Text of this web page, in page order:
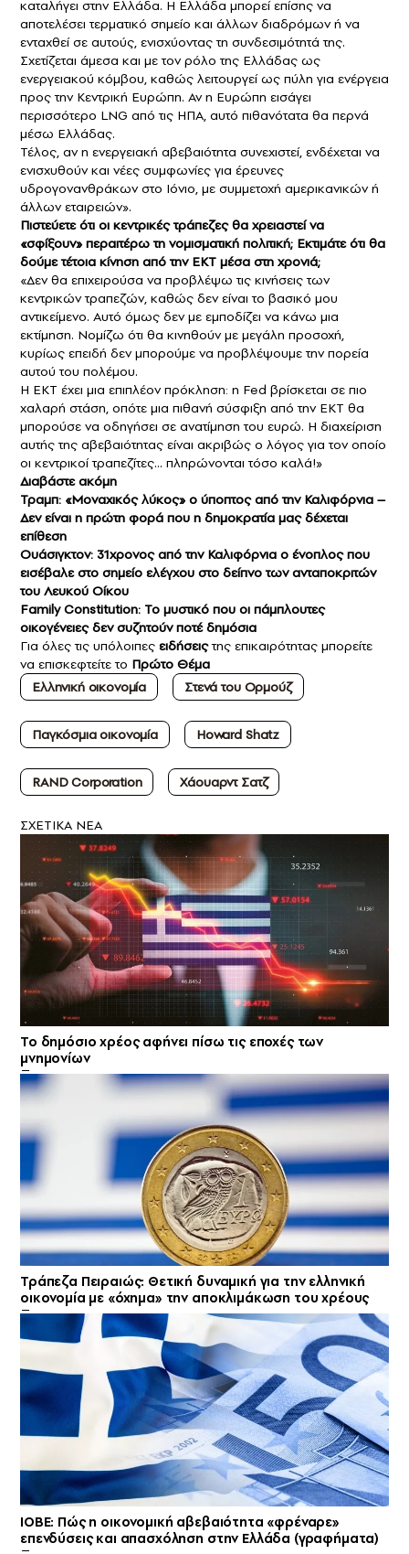
καταλήγει στην Ελλάδα. Η Ελλάδα μπορεί επίσης να
αποτελέσει τερματικό σημείο και άλλων διαδρόμων ή να
ενταχθεί σε αυτούς, ενισχύοντας τη συνδεσιμότητά της.
Σχετίζεται άμεσα και με τον ρόλο της Ελλάδας ως
ενεργειακού κόμβου, καθώς λειτουργεί ως πύλη για ενέργεια
προς την Κεντρική Ευρώπη. Αν η Ευρώπη εισάγει
περισσότερο LNG από τις ΗΠΑ, αυτό πιθανότατα θα περνά
μέσω Ελλάδας.
Τέλος, αν η ενεργειακή αβεβαιότητα συνεχιστεί, ενδέχεται να
ενισχυθούν και νέες συμφωνίες για έρευνες
υδρογονανθράκων στο Ιόνιο, με συμμετοχή αμερικανικών ή
άλλων εταιρειών».
Πιστεύετε ότι οι κεντρικές τράπεζες θα χρειαστεί να
«σφίξουν» περαιτέρω τη νομισματική πολιτική; Εκτιμάτε ότι θα
δούμε τέτοια κίνηση από την ΕΚΤ μέσα στη χρονιά;
«Δεν θα επιχειρούσα να προβλέψω τις κινήσεις των
κεντρικών τραπεζών, καθώς δεν είναι το βασικό μου
αντικείμενο. Αυτό όμως δεν με εμποδίζει να κάνω μια
εκτίμηση. Νομίζω ότι θα κινηθούν με μεγάλη προσοχή,
κυρίως επειδή δεν μπορούμε να προβλέψουμε την πορεία
αυτού του πολέμου.
Η ΕΚΤ έχει μια επιπλέον πρόκληση: η Fed βρίσκεται σε πιο
χαλαρή στάση, οπότε μια πιθανή σύσφιξη από την ΕΚΤ θα
μπορούσε να οδηγήσει σε ανατίμηση του ευρώ. Η διαχείριση
αυτής της αβεβαιότητας είναι ακριβώς ο λόγος για τον οποίο
οι κεντρικοί τραπεζίτες… πληρώνονται τόσο καλά!»
Διαβάστε ακόμη
Τραμπ: «Μοναχικός λύκος» ο ύποπτος από την Καλιφόρνια –
Δεν είναι η πρώτη φορά που η δημοκρατία μας δέχεται
επίθεση
Ουάσιγκτον: 31χρονος από την Καλιφόρνια ο ένοπλος που
εισέβαλε στο σημείο ελέγχου στο δείπνο των ανταποκριτών
του Λευκού Οίκου
Family Constitution: Το μυστικό που οι πάμπλουτες
οικογένειες δεν συζητούν ποτέ δημόσια
Για όλες τις υπόλοιπες ειδήσειςτης επικαιρότητας μπορείτε
να επισκεφτείτε το Πρώτο Θέμα
Ελληνική οικονομία
Στενά του Ορμούζ
Παγκόσμια οικονομία Howard Shatz
RAND Corporation Χάουαρντ Σατζ
ΣXETIKA NEA
Το δημόσιο χρέος αφήνει πίσω τις εποχές των
μνημονίων
Τράπεζα Πειραιώς: Θετική δυναμική για την ελληνική
οικονομία με «όχημα» την αποκλιμάκωση του χρέους
ΙΟΒΕ: Πώς η οικονομική αβεβαιότητα «φρέναρε»
επενδύσεις και απασχόληση στην Ελλάδα (γραφήματα)